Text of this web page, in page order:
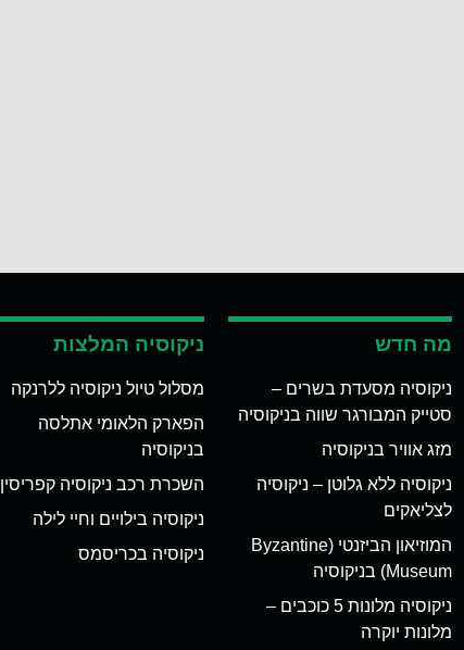
מה חדש
ניקוסיה מסעדת בשרים –
סטייק המבורגר שווה בניקוסיה
מזג אוויר בניקוסיה
ניקוסיה ללא גלוטן – ניקוסיה
לצליאקים
המוזיאון הביזנטי (Byzantine
Museum) בניקוסיה
ניקוסיה מלונות 5 כוכבים –
מלונות יוקרה
ניקוסיה המלצות
מסלול טיול ניקוסיה ללרנקה
הפארק הלאומי אתלסה
בניקוסיה
השכרת רכב ניקוסיה קפריסין
ניקוסיה בילויים וחיי לילה
ניקוסיה בכריסמס